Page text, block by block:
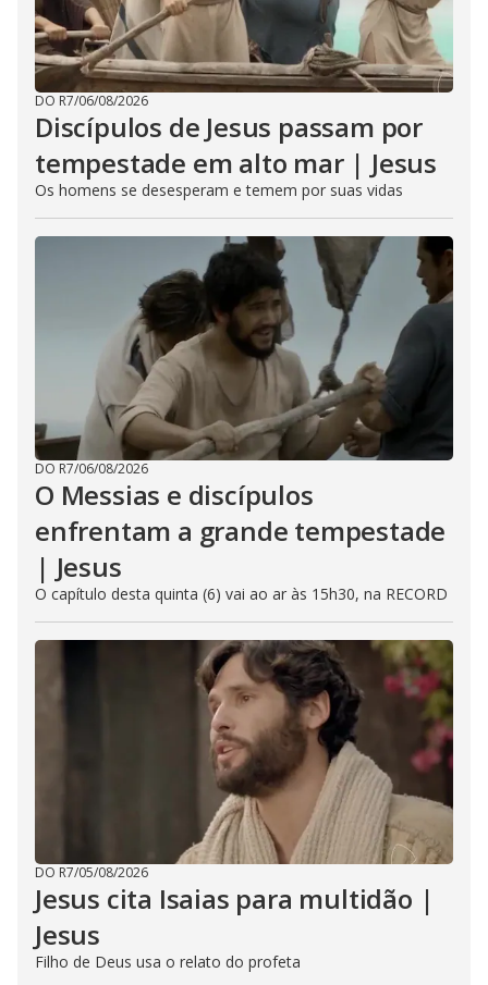
DO R7/06/08/2026
Discípulos de Jesus passam por
tempestade em alto mar | Jesus
Os homens se desesperam e temem por suas vidas
DO R7/06/08/2026
O Messias e discípulos
enfrentam a grande tempestade
| Jesus
O capítulo desta quinta (6) vai ao ar às 15h30, na RECORD
DO R7/05/08/2026
Jesus cita Isaias para multidão |
Jesus
Filho de Deus usa o relato do profeta